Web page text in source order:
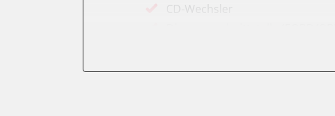
CD-Wechsler